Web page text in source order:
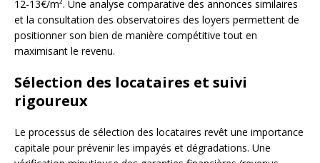
12-13€/m². Une analyse comparative des annonces similaires
et la consultation des observatoires des loyers permettent de
positionner son bien de manière compétitive tout en
maximisant le revenu.
Sélection des locataires et suivi
rigoureux
Le processus de sélection des locataires revêt une importance
capitale pour prévenir les impayés et dégradations. Une